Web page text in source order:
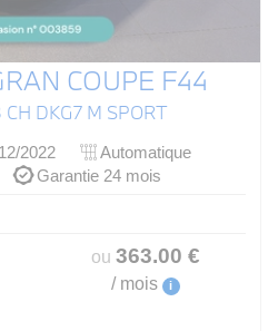
COUPE F44
DKG7 M SPORT
12/2022
Automatique
Garantie 24 mois
ou 363.00 €
/ mois i